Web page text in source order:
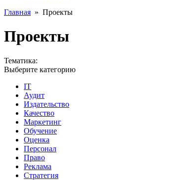
Главная » Проекты
Проекты
Тематика:
Выберите категорию
IT
Аудит
Издательство
Качество
Маркетинг
Обучение
Оценка
Персонал
Право
Реклама
Стратегия